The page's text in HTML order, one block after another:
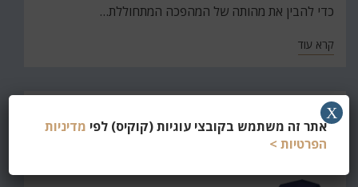
כדי להבין את מהותה של המהפכה המתחוללת…
קרא עוד
חפש
את
אתר זה משתמש בקובצי עוגיות (קוקיס) לפי מדיניות
הפרטיות >
X